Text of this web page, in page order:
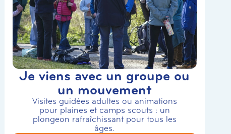
Je viens avec un groupe ou
un mouvement
Visites guidées adultes ou animations
pour plaines et camps scouts : un
plongeon rafraîchissant pour tous les
âges.